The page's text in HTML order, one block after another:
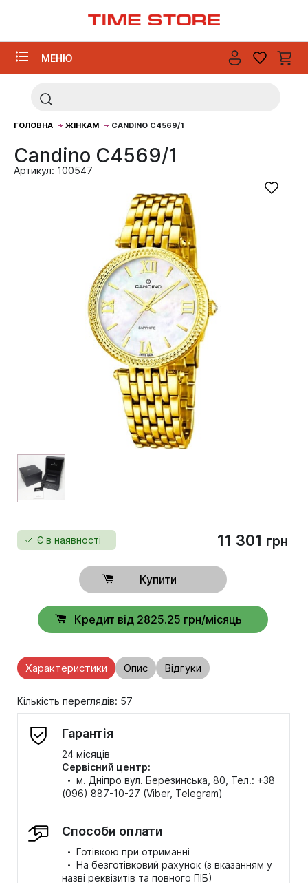
МЕНЮ
ГОЛОВНА ЖІНКАМ CANDINO C4569/1
Candino C4569/1
Артикул: 100547
Є в наявності 11 301 грн
Купити
Кредит від 2825.25 грн/місяць
Характеристики Опис Відгуки
Кількість переглядів: 57
Гарантія
24 місяців
Сервісний центр:
· м. Дніпро вул. Березинська, 80, Тел.: +38
(096) 887-10-27 (Viber, Telegram)
Способи оплати
· Готівкою при отриманні
· На безготівковий рахунок (з вказанням у
назві реквізитів та повного ПІБ)